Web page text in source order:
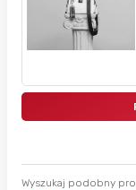
Wyszukaj podobny